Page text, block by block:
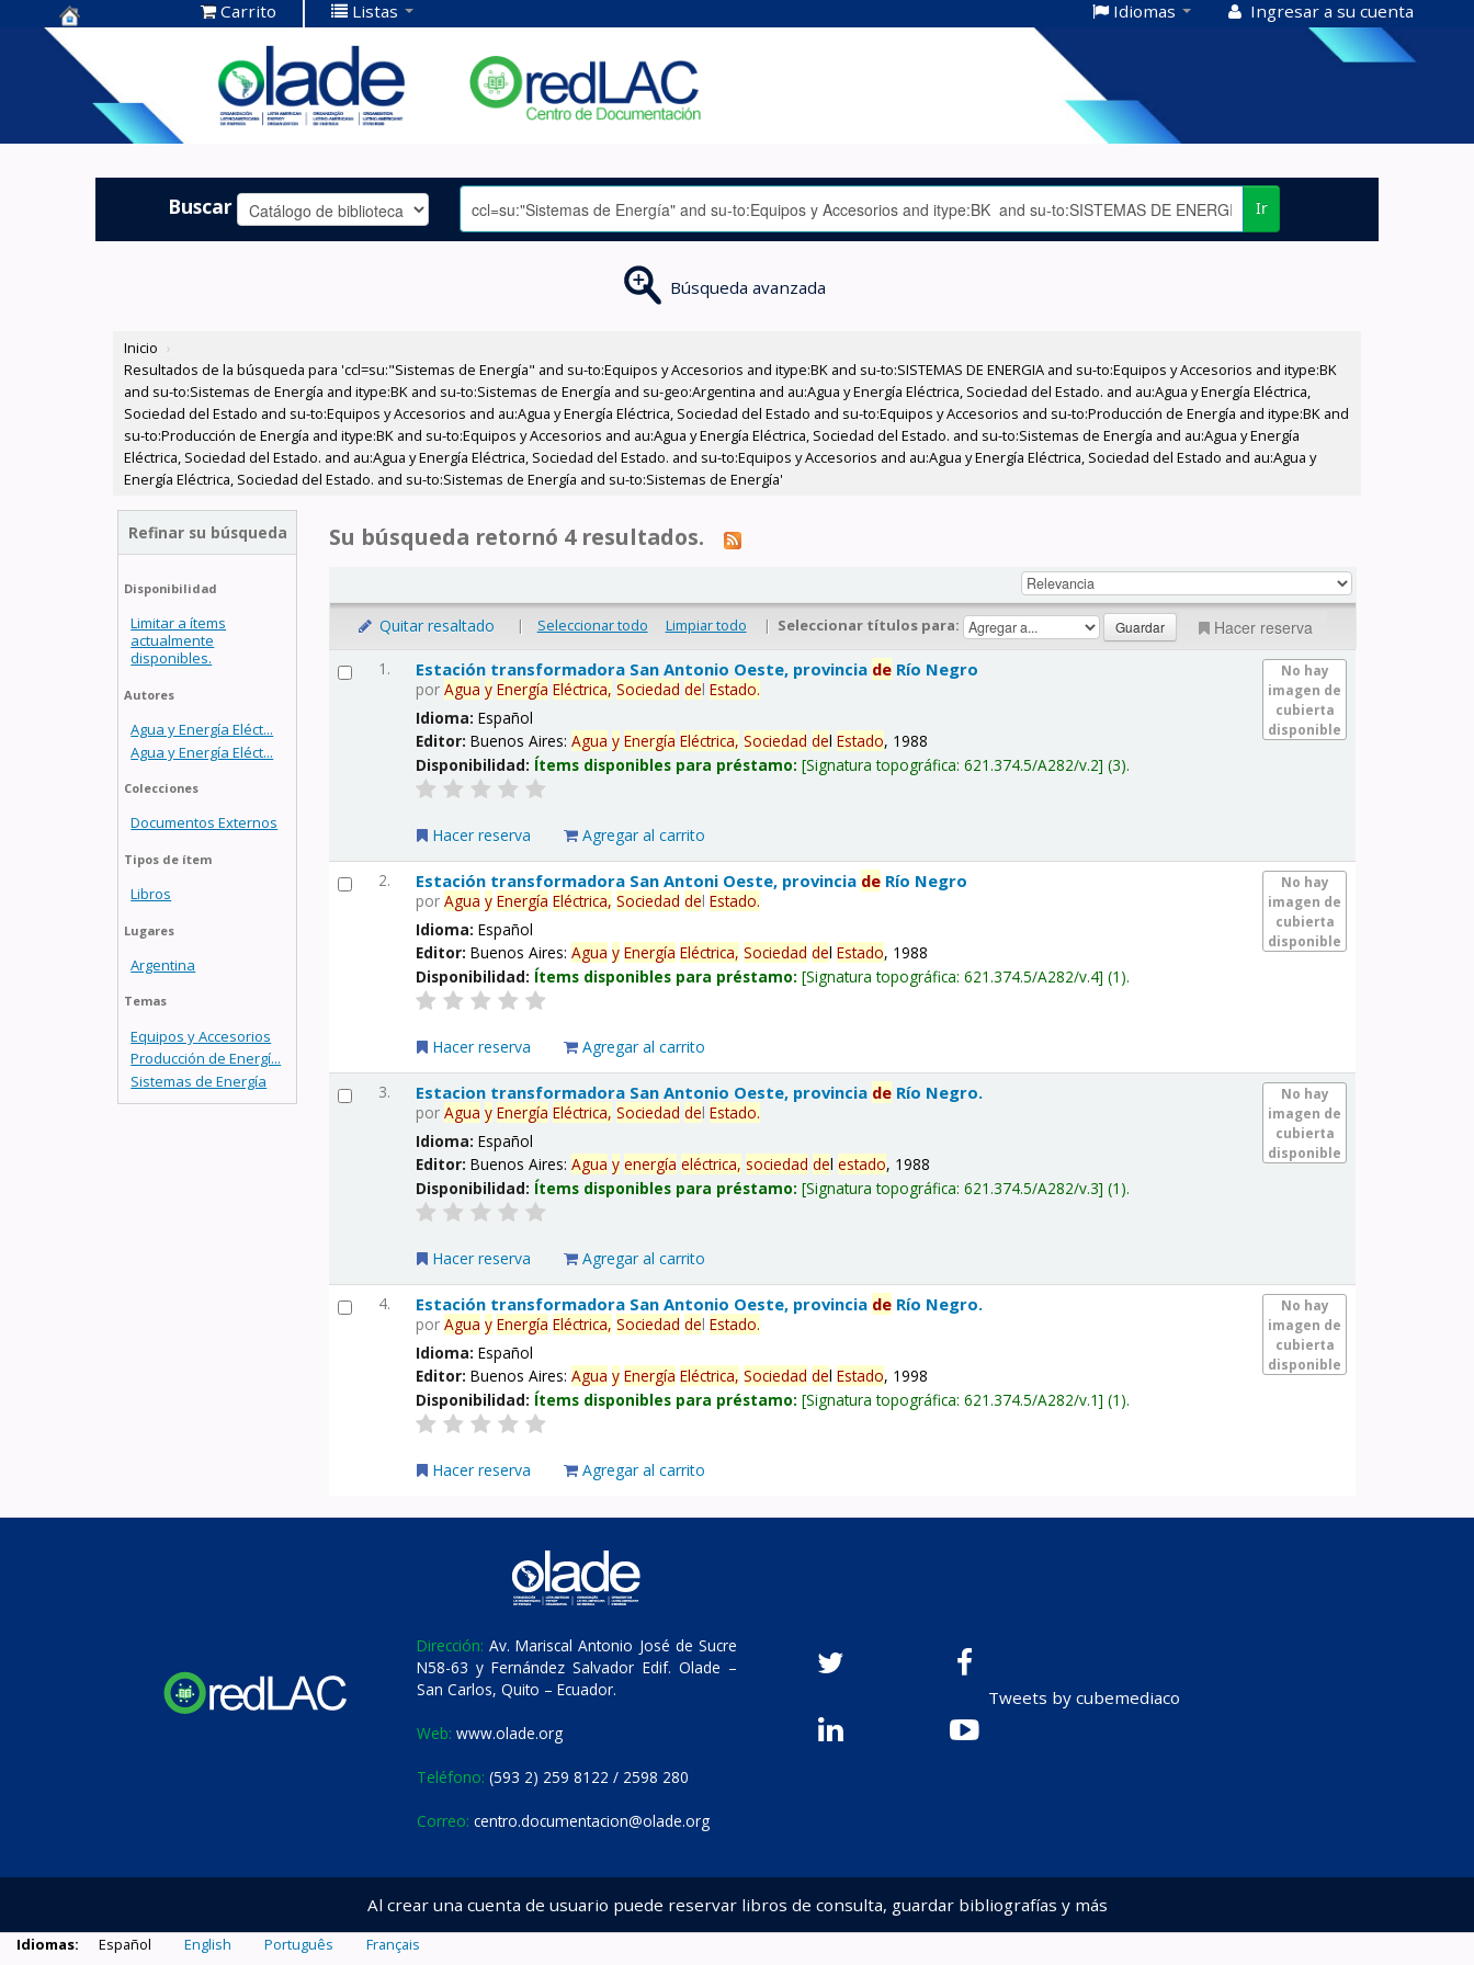
Centro de
Documentación
OLADE -
Carrito Listas Idiomas Ingresar a su cuenta
Buscar Ir
Búsqueda avanzada
Inicio ›
Resultados de la búsqueda para 'ccl=su:"Sistemas de Energía" and su-to:Equipos y Accesorios and itype:BK and su-to:SISTEMAS DE ENERGIA and su-to:Equipos y Accesorios and itype:BK
and su-to:Sistemas de Energía and itype:BK and su-to:Sistemas de Energía and su-geo:Argentina and au:Agua y Energía Eléctrica, Sociedad del Estado. and au:Agua y Energía Eléctrica,
Sociedad del Estado and su-to:Equipos y Accesorios and au:Agua y Energía Eléctrica, Sociedad del Estado and su-to:Equipos y Accesorios and su-to:Producción de Energía and itype:BK and
su-to:Producción de Energía and itype:BK and su-to:Equipos y Accesorios and au:Agua y Energía Eléctrica, Sociedad del Estado. and su-to:Sistemas de Energía and au:Agua y Energía
Eléctrica, Sociedad del Estado. and au:Agua y Energía Eléctrica, Sociedad del Estado. and su-to:Equipos y Accesorios and au:Agua y Energía Eléctrica, Sociedad del Estado and au:Agua y
Energía Eléctrica, Sociedad del Estado. and su-to:Sistemas de Energía and su-to:Sistemas de Energía'
Refinar su búsqueda
Disponibilidad
Limitar a ítems
actualmente
disponibles.
Autores
Agua y Energía Eléct...
Agua y Energía Eléct...
Colecciones
Documentos Externos
Tipos de ítem
Libros
Lugares
Argentina
Temas
Equipos y Accesorios
Producción de Energí...
Sistemas de Energía
Su búsqueda retornó 4 resultados.
Quitar resaltado | Seleccionar todo Limpiar todo | Seleccionar títulos para: Hacer reserva
1.
No hay
imagen de
cubierta
disponible
Estación transformadora San Antonio Oeste, provincia de Río Negro
porAgua y Energía Eléctrica, Sociedad delEstado.
Idioma:Español
Editor:Buenos Aires:Agua y Energía Eléctrica, Sociedad delEstado, 1988
Disponibilidad: Ítems disponibles para préstamo: Signatura topográfica:621.374.5/A282/v.2 (3).
Hacer reserva Agregar al carrito
2.
No hay
imagen de
cubierta
disponible
Estación transformadora San Antoni Oeste, provincia de Río Negro
porAgua y Energía Eléctrica, Sociedad delEstado.
Idioma:Español
Editor:Buenos Aires:Agua y Energía Eléctrica, Sociedad delEstado, 1988
Disponibilidad: Ítems disponibles para préstamo: Signatura topográfica:621.374.5/A282/v.4 (1).
Hacer reserva Agregar al carrito
3.
No hay
imagen de
cubierta
disponible
Estacion transformadora San Antonio Oeste, provincia de Río Negro.
porAgua y Energía Eléctrica, Sociedad delEstado.
Idioma:Español
Editor:Buenos Aires:Agua y energía eléctrica, sociedad delestado, 1988
Disponibilidad: Ítems disponibles para préstamo: Signatura topográfica:621.374.5/A282/v.3 (1).
Hacer reserva Agregar al carrito
4.
No hay
imagen de
cubierta
disponible
Estación transformadora San Antonio Oeste, provincia de Río Negro.
porAgua y Energía Eléctrica, Sociedad delEstado.
Idioma:Español
Editor:Buenos Aires:Agua y Energía Eléctrica, Sociedad delEstado, 1998
Disponibilidad: Ítems disponibles para préstamo: Signatura topográfica:621.374.5/A282/v.1 (1).
Hacer reserva Agregar al carrito
Dirección: Av. Mariscal Antonio José de Sucre
N58-63 y Fernández Salvador Edif. Olade –
San Carlos, Quito – Ecuador.
Web: www.olade.org
Teléfono: (593 2) 259 8122 / 2598 280
Correo: centro.documentacion@olade.org
Tweets by cubemediaco
Al crear una cuenta de usuario puede reservar libros de consulta, guardar bibliografías y más
Idiomas: Español English Português Français